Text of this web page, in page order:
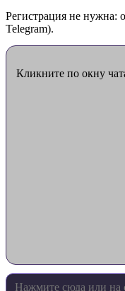
Регистрация не нужна:
Telegram).
Кликните по окну